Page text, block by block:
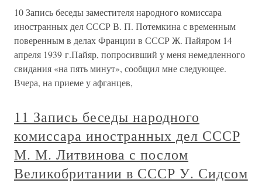
10 Запись беседы заместителя народного комиссара
иностранных дел СССР В. П. Потемкина с временным
поверенным в делах Франции в СССР Ж. Пайяром 14
апреля 1939 г.Пайяр, попросивший у меня немедленного
свидания «на пять минут», сообщил мне следующее.
Вчера, на приеме у афганцев,
11 Запись беседы народного
комиссара иностранных дел СССР
М. М. Литвинова с послом
Великобритании в СССР У. Сидсом